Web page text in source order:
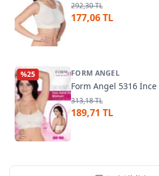
292,30 TL
177,06 TL
%25 FORM ANGEL
Form Angel 5316 İnce
313,18 TL
189,71 TL